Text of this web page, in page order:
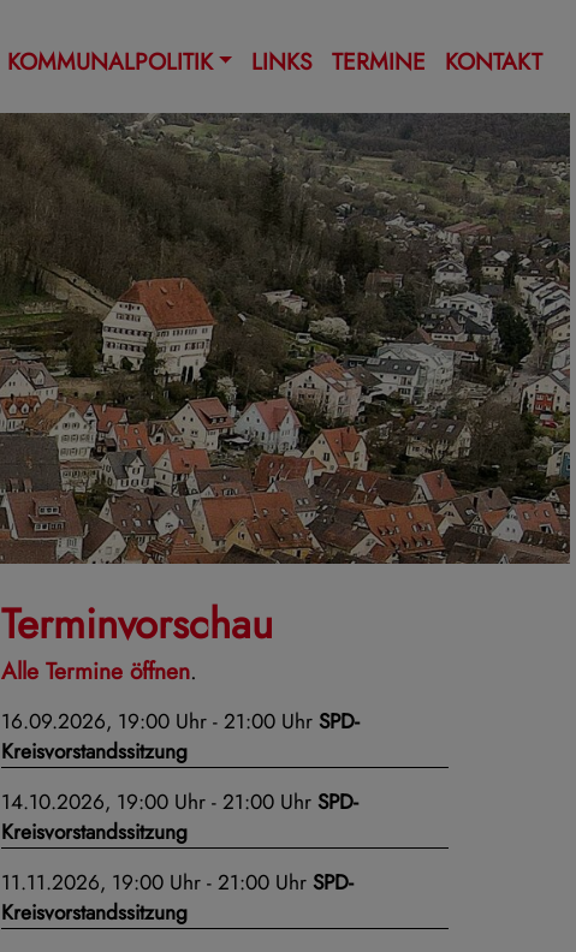
KOMMUNALPOLITIK LINKS TERMINE KONTAKT
Terminvorschau
Alle Termine öffnen.
16.09.2026, 19:00 Uhr - 21:00 Uhr SPD-
Kreisvorstandssitzung
14.10.2026, 19:00 Uhr - 21:00 Uhr SPD-
Kreisvorstandssitzung
11.11.2026, 19:00 Uhr - 21:00 Uhr SPD-
Kreisvorstandssitzung